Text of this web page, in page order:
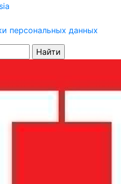
персональных данных